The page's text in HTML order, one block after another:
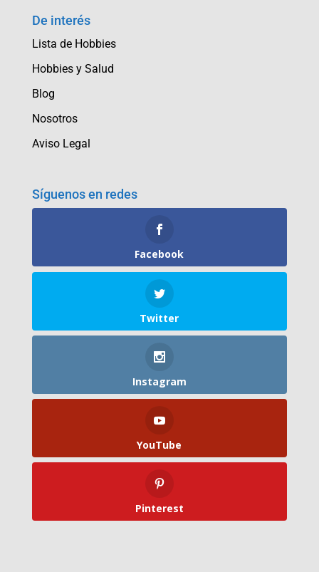
De interés
Lista de Hobbies
Hobbies y Salud
Blog
Nosotros
Aviso Legal
Síguenos en redes
Facebook
Twitter
Instagram
YouTube
Pinterest